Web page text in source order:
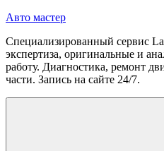
Перейти
содержимому
Авто мастер
Специализированный сервис
экспертиза, оригинальные и
работу. Диагностика, ремонт
части. Запись на сайте 24/7.